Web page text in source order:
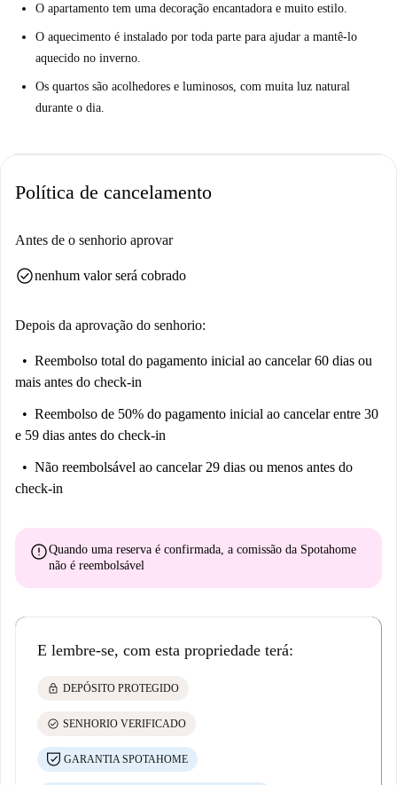
O apartamento tem uma decoração encantadora e muito estilo.
O aquecimento é instalado por toda parte para ajudar a mantê-lo
aquecido no inverno.
Os quartos são acolhedores e luminosos, com muita luz natural
durante o dia.
Política de cancelamento
Antes de o senhorio aprovar
check_circlenenhum valor será cobrado
Depois da aprovação do senhorio:
Reembolso total do pagamento inicial ao cancelar 60 dias ou
mais antes do check-in
Reembolso de 50% do pagamento inicial ao cancelar entre 30
e 59 dias antes do check-in
Não reembolsável ao cancelar 29 dias ou menos antes do
check-in
errorQuando uma reserva é confirmada, a comissão da Spotahome
não é reembolsável
E lembre-se, com esta propriedade terá:
lock DEPÓSITO PROTEGIDO
check_circle SENHORIO VERIFICADO
GARANTIA SPOTAHOME